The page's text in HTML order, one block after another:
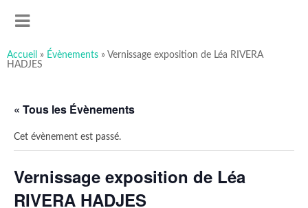
contenuart-sous-x
Association ayant pour but de favoriser et promouvoir la
Accueil » Évènements » Vernissage exposition de Léa RIVERA
HADJES
« Tous les Évènements
Cet évènement est passé.
Vernissage exposition de Léa
RIVERA HADJES